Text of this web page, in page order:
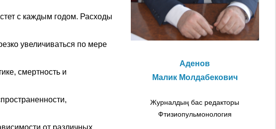
с каждым годом. Расходы
увеличиваться по мере
смертность и
от различных
Аденов
Малик Молдабекович
Журналдың бас редакторы
Фтизиопульмонология